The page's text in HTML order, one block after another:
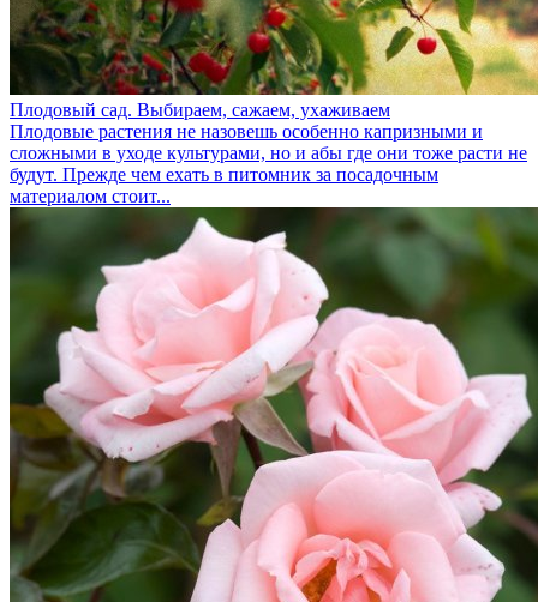
Плодовый сад. Выбираем, сажаем, ухаживаем
Плодовые растения не назовешь особенно капризными и
сложными в уходе культурами, но и абы где они тоже расти не
будут. Прежде чем ехать в питомник за посадочным
материалом стоит...